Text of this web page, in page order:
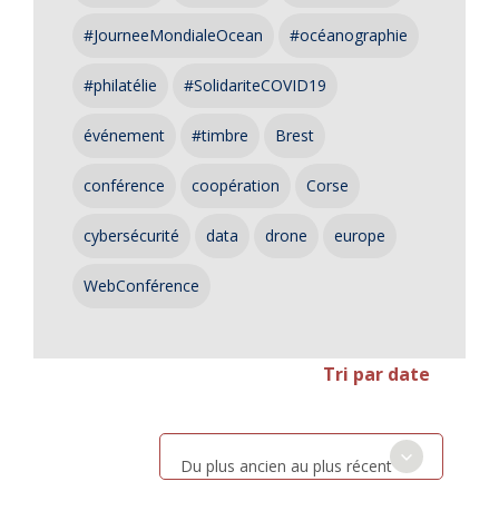
#JourneeMondialeOcean #océanographie
#philatélie #SolidariteCOVID19
événement #timbre Brest
conférence coopération Corse
cybersécurité data drone europe
WebConférence
Tri par date
Du plus ancien au plus récent